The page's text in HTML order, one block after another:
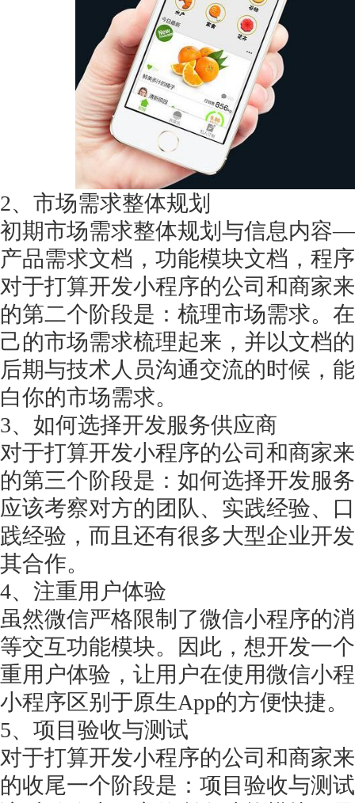
2、市场需求整体规划
初期市场需求整体规划与信息内容
产品需求文档，功能模块文档，程
对于打算开发小程序的公司和商家
的第二个阶段是：梳理市场需求。
己的市场需求梳理起来，并以文档
后期与技术人员沟通交流的时候，
白你的市场需求。
3、如何选择开发服务供应商
对于打算开发小程序的公司和商家
的第三个阶段是：如何选择开发服
应该考察对方的团队、实践经验、
践经验，而且还有很多大型企业开
其合作。
4、注重用户体验
虽然微信严格限制了微信小程序的
等交互功能模块。因此，想开发一
重用户体验，让用户在使用微信小
小程序区别于原生App的方便快捷。
5、项目验收与测试
对于打算开发小程序的公司和商家
的收尾一个阶段是：项目验收与测
扫码添加[商务总监]沟通方案
扫码沟通